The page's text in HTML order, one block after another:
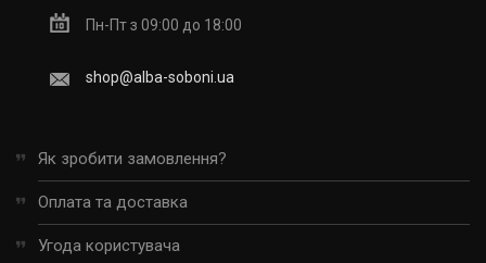
Пн-Пт з 09:00 до 18:00
shop@alba-soboni.ua
Як зробити замовлення?
Оплата та доставка
Угода користувача